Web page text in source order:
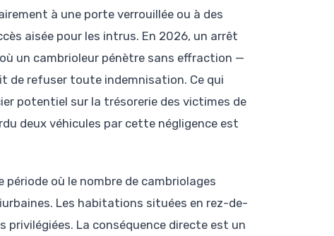
à une porte verrouillée ou à des
aisée pour les intrus. En 2026, un arrêt
un cambrioleur pénètre sans effraction —
de refuser toute indemnisation. Ce qui
potentiel sur la trésorerie des victimes de
deux véhicules par cette négligence est
où le nombre de cambriolages
Les habitations situées en rez-de-
privilégiées. La conséquence directe est un